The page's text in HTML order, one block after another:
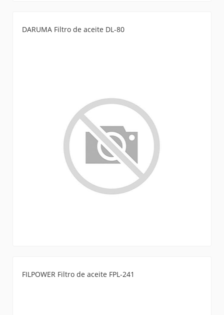
DARUMA Filtro de aceite DL-80
FILPOWER Filtro de aceite FPL-241